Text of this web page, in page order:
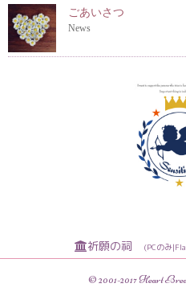
ごあいさつ
News
祈願の祠 (PCのみ
© 2001-2017 Heart